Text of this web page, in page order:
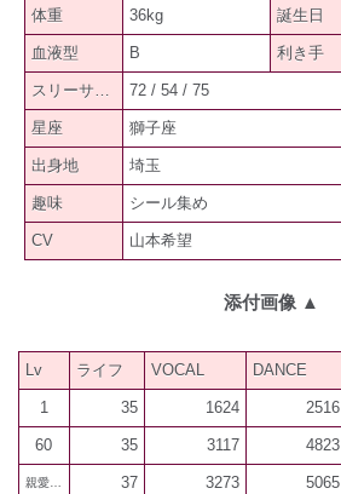
体重 36kg 誕生日
血液型 B 利き手
72 / 54 / 75
星座 獅子座
出身地 埼玉
趣味 シール集め
CV 山本希望
添付画像 ▲
Lv ライフ VOCAL DANCE
1 35 1624 2516
60 35 3117 4823
親愛100 37 3273 5065